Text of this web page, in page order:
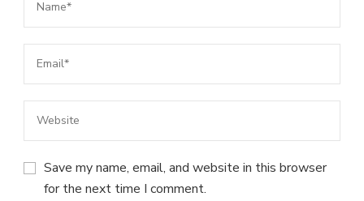
Save my name, email, and website in this browser
for the next time I comment.